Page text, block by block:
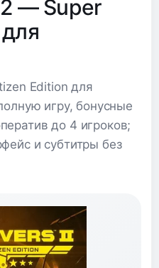
2 — Super
Edition для
игру, бонусные
до 4 игроков;
и субтитры без